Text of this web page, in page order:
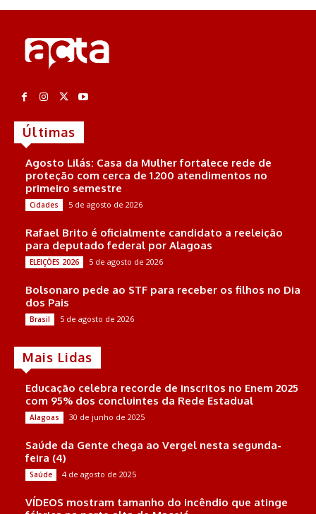
Últimas
Agosto Lilás: Casa da Mulher fortalece rede de
proteção com cerca de 1.200 atendimentos no
primeiro semestre
Cidades 5 de agosto de 2026
Rafael Brito é oficialmente candidato a reeleição
para deputado federal por Alagoas
ELEIÇÕES 2026 5 de agosto de 2026
Bolsonaro pede ao STF para receber os filhos no Dia
dos Pais
Brasil 5 de agosto de 2026
Mais Lidas
Educação celebra recorde de inscritos no Enem 2025
com 95% dos concluintes da Rede Estadual
Alagoas 30 de junho de 2025
Saúde da Gente chega ao Vergel nesta segunda-
feira (4)
Saúde 4 de agosto de 2025
VÍDEOS mostram tamanho do incêndio que atinge